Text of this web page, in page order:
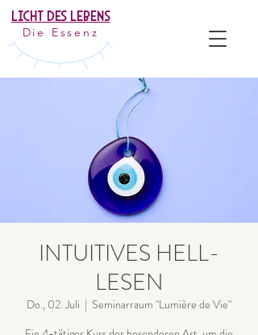
Licht Des Lebens
Die Essenz
INTUITIVES HELL-
LESEN
Do., 02. Juli
  |
Seminarraum "Lumière de Vie"